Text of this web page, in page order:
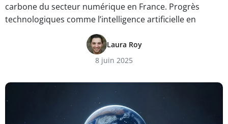
carbone du secteur numérique en France. Progrès
technologiques comme l’intelligence artificielle en
Laura Roy
8 juin 2025